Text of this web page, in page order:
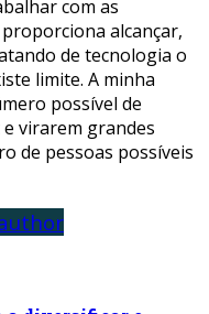
com as
alcançar,
de tecnologia o
limite. A minha
possível de
virarem grandes
de pessoas possíveis